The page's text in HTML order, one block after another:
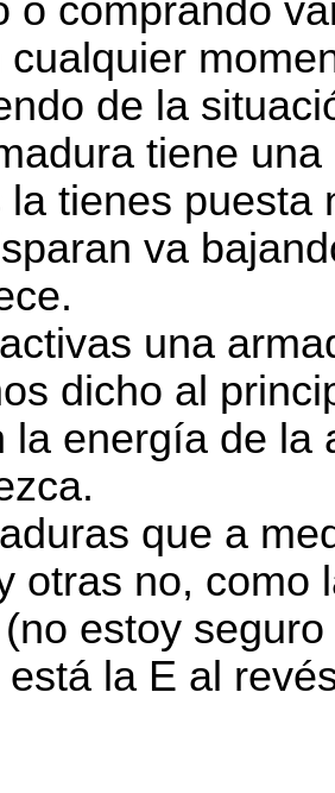
o comprando
cualquier
de la
tiene
la tienes puesta
va
una
dicho al
la energía de la
que a
otras no, como
estoy
está la E al